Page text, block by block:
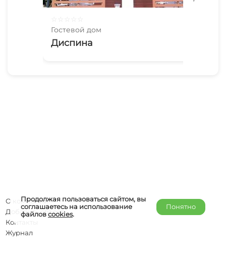
Гостевой дом
Диспина
Продолжая пользоваться сайтом, вы
соглашаетесь на использование
файловcookies.
Понятно
О компании
Добавить объект
Контакты
Журнал